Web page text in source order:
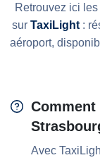
Retrouvez ici
sur TaxiLight :
aéroport,
Avec